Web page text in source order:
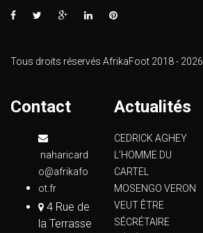
Tous droits réservés AfrikaFoot 2018 - 2026
Contact
naharicard
o@afrikafo
ot.fr
4 Rue de
la Terrasse
Actualités
CEDRICK AGHEY
L’HOMME DU
CARTEL
MOSENGO VERON
VEUT ÊTRE
SÉCRÉTAIRE